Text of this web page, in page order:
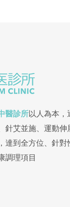
醫診所以人為本
針艾並施、運動
達到全方位、針對
調理項目